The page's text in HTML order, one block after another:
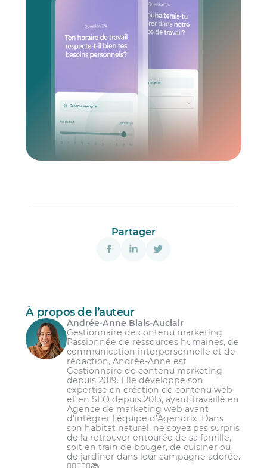
Partager
À propos de l’auteur
Andrée-Anne Blais-Auclair
Gestionnaire de contenu marketing
Passionnée de ressources humaines, de
communication interpersonnelle et de
rédaction, Andrée-Anne est
Gestionnaire de contenu marketing
depuis 2019. Elle développe son
expertise en création de contenu web
et en SEO depuis 2013, ayant travaillé en
Agence de marketing web avant
d’intégrer l’équipe d’Agendrix. Dans
son habitat naturel, ne soyez pas surpris
de la retrouver entourée de sa famille,
soit en train de bouger, de cuisiner ou
de jardiner dans leur campagne adorée.